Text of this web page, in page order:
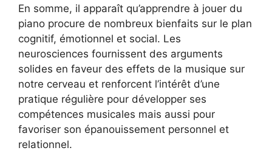
En somme, il apparaît qu’apprendre à jouer du
piano procure de nombreux bienfaits sur le plan
cognitif, émotionnel et social. Les
neurosciences fournissent des arguments
solides en faveur des effets de la musique sur
notre cerveau et renforcent l’intérêt d’une
pratique régulière pour développer ses
compétences musicales mais aussi pour
favoriser son épanouissement personnel et
relationnel.